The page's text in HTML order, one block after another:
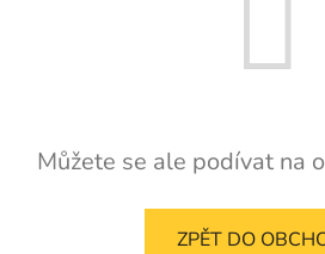
Můžete se ale podívat na
ZPĚT DO